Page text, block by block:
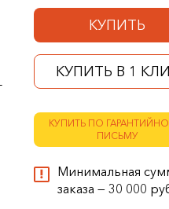
КУПИТЬ
КУПИТЬ В 1
КУПИТЬ ПО
ПИСЬМУ
Минимальная
заказа — 30 000